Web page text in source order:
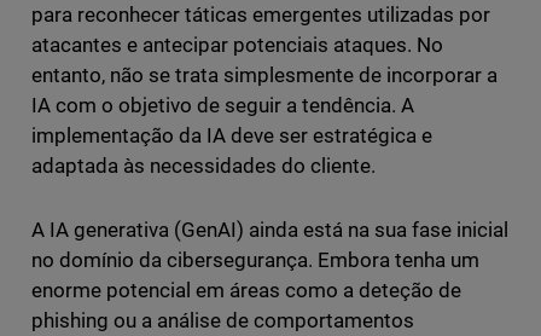
para reconhecer táticas emergentes utilizadas por
atacantes e antecipar potenciais ataques. No
entanto, não se trata simplesmente de incorporar a
IA com o objetivo de seguir a tendência. A
implementação da IA deve ser estratégica e
adaptada às necessidades do cliente.
A IA generativa (GenAI) ainda está na sua fase inicial
no domínio da cibersegurança. Embora tenha um
enorme potencial em áreas como a deteção de
phishing ou a análise de comportamentos